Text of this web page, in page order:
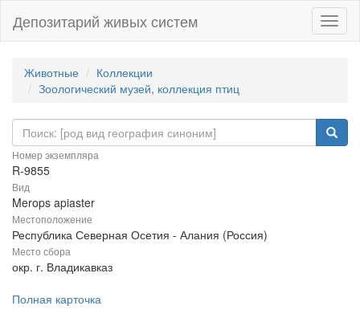
Депозитарий живых систем
Животные
Коллекции
Зоологический музей, коллекция птиц
Номер экземпляра
R-9855
Вид
Merops apiaster
Местоположение
Республика Северная Осетия - Алания (Россия)
Место сбора
окр. г. Владикавказ
Полная карточка